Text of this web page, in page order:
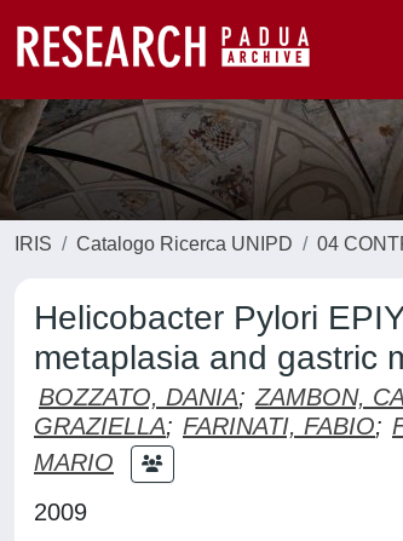
IRIS Catalogo Ricerca UNIPD 04
Helicobacter Pylori
metaplasia and gastric
BOZZATO, DANIA; ZAMBON,
GRAZIELLA; FARINATI, FABIO;
MARIO
2009